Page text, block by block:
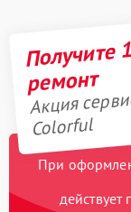
Получите
ремонт
Акция
Colorful
При